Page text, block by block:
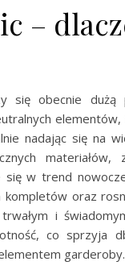
–
się obecnie dużą
nadając się na
się w trend
kompletów oraz
i
co
garderoby.